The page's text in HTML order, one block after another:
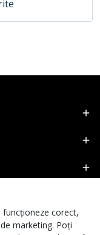
corect,
marketing. Poți